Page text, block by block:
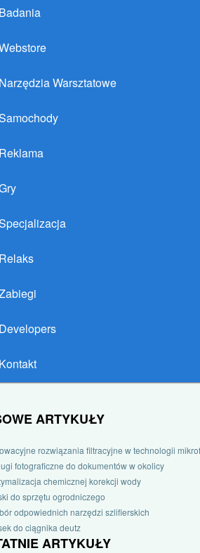
Badania
Narzędzia Warsztatowe
Reklama
Relaks
Developers
Kontakt
ARTYKUŁY
rozwiązania filtracyjne w technologii
fotograficzne do dokumentów w okolicy
chemicznej korekcji wody
do sprzętu ogrodniczego
odpowiednich narzędzi szlifierskich
do ciągnika deutz
ARTYKUŁY